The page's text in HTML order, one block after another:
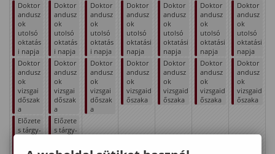
Doktor
andusz
ok
utolsó
oktatás
i napja
Doktor
andusz
ok
vizsgai
dőszak
a
Előzete
s tárgy-
Doktor
andusz
ok
utolsó
oktatás
i napja
Doktor
andusz
ok
vizsgai
dőszak
a
Előzete
s tárgy-
kurzusv
Doktor
andusz
ok
utolsó
oktatás
i napja
Doktor
andusz
ok
vizsgai
dőszak
a
Doktor
andusz
ok
utolsó
oktatási
napja
Doktor
andusz
ok
vizsgaid
őszaka
Doktor
andusz
ok
utolsó
oktatási
napja
Doktor
andusz
ok
vizsgaid
őszaka
Doktor
andusz
ok
utolsó
oktatási
napja
Doktor
andusz
ok
vizsgaid
őszaka
Doktor
andusz
ok
utolsó
oktatási
napja
Doktor
andusz
ok
vizsgaid
őszaka